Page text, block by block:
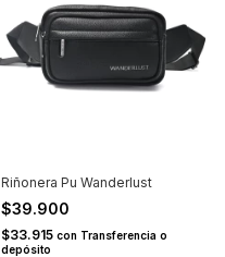
Riñonera Pu Wanderlust
$39.900
$33.915 con Transferencia o
depósito